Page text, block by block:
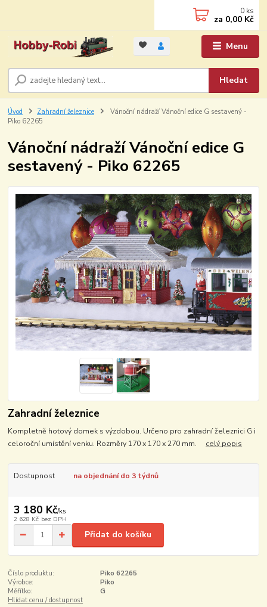
Menu
Hledat
0 ks
za 0,00 Kč
Úvod Zahradní železnice
Vánoční nádraží Vánoční edice G sestavený -
Piko 62265
Vánoční nádraží Vánoční edice G
sestavený - Piko 62265
Zahradní železnice
Kompletně hotový domek s výzdobou. Určeno pro zahradní železnici G i
celoroční umístění venku. Rozměry 170 x 170 x 270 mm. celý popis
Dostupnost na objednání do 3 týdnů
3 180 Kč/ks
2 628 Kč bez DPH
Přidat do košíku
Číslo produktu:
Piko 62265
Výrobce:
Piko
Měřítko:
G
Hlídat cenu / dostupnost